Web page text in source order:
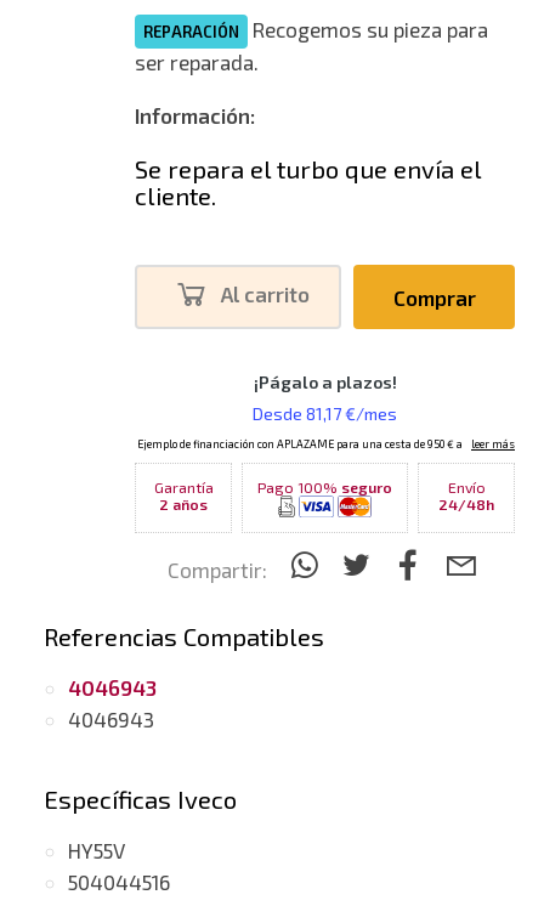
REPARACIÓN
Recogemos su pieza para
ser reparada.
Información:
Se repara el turbo que envía el
cliente.
Al carrito Comprar
Garantía
2 años
Pago 100% seguro
Envío
24/48h
Compartir:
Referencias Compatibles
4046943
4046943
Específicas Iveco
HY55V
504044516